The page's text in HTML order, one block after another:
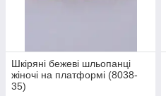
Шкіряні бежеві шльопанці
жіночі на платформі (8038-
35)